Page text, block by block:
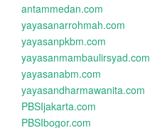
antammedan.com
yayasanarrohmah.com
yayasanpkbm.com
yayasanmambaulirsyad.com
yayasanabm.com
yayasandharmawanita.com
PBSIjakarta.com
PBSIbogor.com